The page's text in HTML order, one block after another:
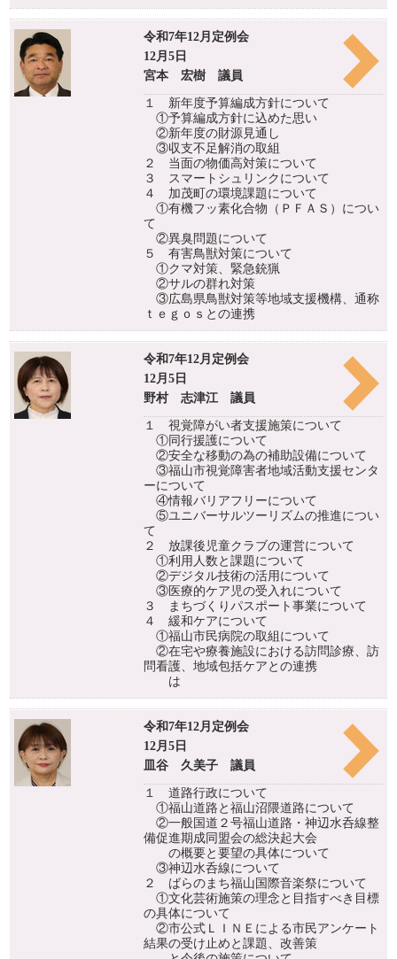
令和7年12月定例会
12月5日
宮本 宏樹 議員
１ 新年度予算編成方針について
①予算編成方針に込めた思い
②新年度の財源見通し
③収支不足解消の取組
２ 当面の物価高対策について
３ スマートシュリンクについて
４ 加茂町の環境課題について
①有機フッ素化合物（ＰＦＡＳ）につい
て
②異臭問題について
５ 有害鳥獣対策について
①クマ対策、緊急銃猟
②サルの群れ対策
③広島県鳥獣対策等地域支援機構、通称
ｔｅｇｏｓとの連携
令和7年12月定例会
12月5日
野村 志津江 議員
１ 視覚障がい者支援施策について
①同行援護について
②安全な移動の為の補助設備について
③福山市視覚障害者地域活動支援センタ
ーについて
④情報バリアフリーについて
⑤ユニバーサルツーリズムの推進につい
て
２ 放課後児童クラブの運営について
①利用人数と課題について
②デジタル技術の活用について
③医療的ケア児の受入れについて
３ まちづくりパスポート事業について
４ 緩和ケアについて
①福山市民病院の取組について
②在宅や療養施設における訪問診療、訪
問看護、地域包括ケアとの連携
は
令和7年12月定例会
12月5日
皿谷 久美子 議員
１ 道路行政について
①福山道路と福山沼隈道路について
②一般国道２号福山道路・神辺水呑線整
備促進期成同盟会の総決起大会
の概要と要望の具体について
③神辺水呑線について
２ ばらのまち福山国際音楽祭について
①文化芸術施策の理念と目指すべき目標
の具体について
②市公式ＬＩＮＥによる市民アンケート
結果の受け止めと課題、改善策